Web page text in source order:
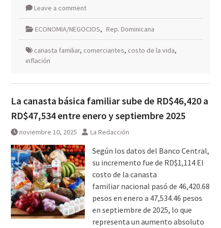
Leave a comment
ECONOMIA/NEGOCIOS, Rep. Dominicana
canasta familiar, comerciantes, costo de la vida,
inflación
La canasta básica familiar sube de RD$46,420 a
RD$47,534 entre enero y septiembre 2025
noviembre 10, 2025 La Redacción
Según los datos del Banco Central,
su incremento fue de RD$1,114 El
costo de la canasta
familiar nacional pasó de 46,420.68
pesos en enero a 47,534.46 pesos
en septiembre de 2025, lo que
representa un aumento absoluto